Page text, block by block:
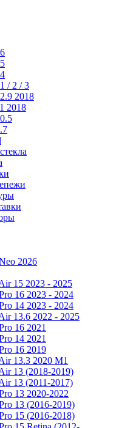
/ 2 / 3
2018
2018
2026
15 2023 - 2025
16 2023 - 2024
14 2023 - 2024
13.6 2022 - 2025
16 2021
14 2021
16 2019
13.3 2020 M1
13 (2018-2019)
13 (2011-2017)
13 2020-2022
13 (2016-2019)
15 (2016-2018)